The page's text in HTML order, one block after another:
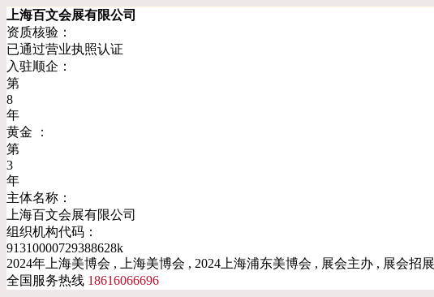
上海百文会展有限公司
资质核验：
已通过营业执照认证
入驻顺企：
第
8
年
黄金 ：
第
3
年
主体名称：
上海百文会展有限公司
组织机构代码：
91310000729388628k
2024年上海美博会 , 上海美博会 , 2024上海浦东美博会 , 展会主办 , 展会招展
全国服务热线 18616066696